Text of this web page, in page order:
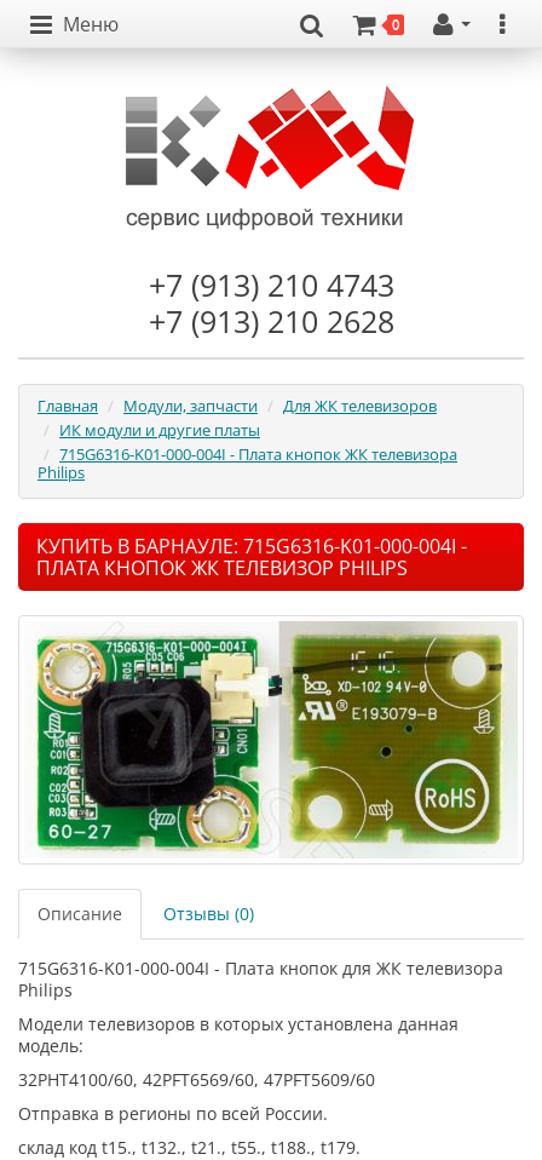
Меню 0
+7 (913) 210 4743
+7 (913) 210 2628
Главная Модули, запчасти
Для ЖК телевизоров
ИК модули и другие платы
715G6316-K01-000-004I - Плата кнопок ЖК телевизора
Philips
КУПИТЬ В БАРНАУЛЕ: 715G6316-K01-000-004I -
ПЛАТА КНОПОК ЖК ТЕЛЕВИЗОР PHILIPS
Описание Отзывы (0)
715G6316-K01-000-004I - Плата кнопок для ЖК телевизора
Philips
Модели телевизоров в которых установлена данная
модель:
32PHT4100/60, 42PFT6569/60, 47PFT5609/60
Отправка в регионы по всей России.
склад код t15., t132., t21., t55., t188., t179.